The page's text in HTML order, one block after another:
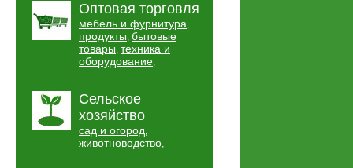
Оптовая торговля
мебель и фурнитура,
продукты, бытовые
товары, техника и
оборудование,
Сельское
хозяйство
сад и огород,
животноводство,